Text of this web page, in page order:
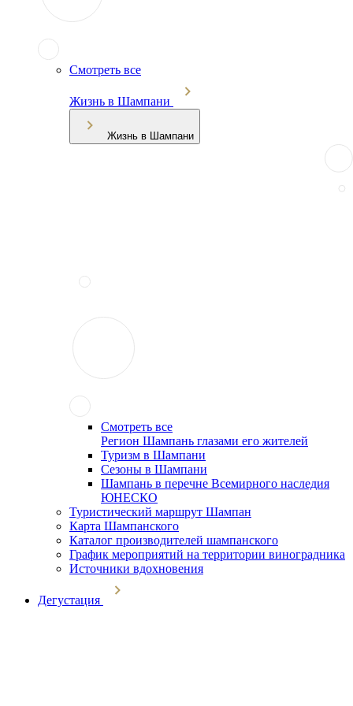
Смотреть все
Жизнь в Шампани
Жизнь в Шампани
Смотреть все
Регион Шампань глазами его жителей
Туризм в Шампани
Сезоны в Шампани
Шампань в перечне Всемирного наследия
ЮНЕСКО
Туристический маршрут Шампан
Карта Шампанского
Каталог производителей шампанского
График мероприятий на территории виноградника
Источники вдохновения
Дегустация